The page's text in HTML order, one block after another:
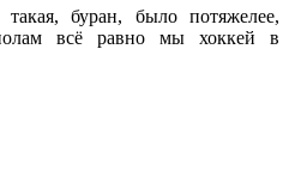
буран, было потяжелее,
всё равно мы хоккей в